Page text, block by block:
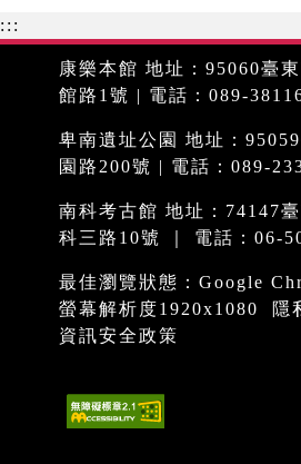
:::
康樂本館 地址：95060臺
館路1號 | 電話：089-
卑南遺址公園 地址：
園路200號 | 電話：089-
南科考古館 地址：74147
科三路10號 ｜ 電話：06-
最佳瀏覽狀態：Google
螢幕解析度1920x1080
隱
資訊安全政策